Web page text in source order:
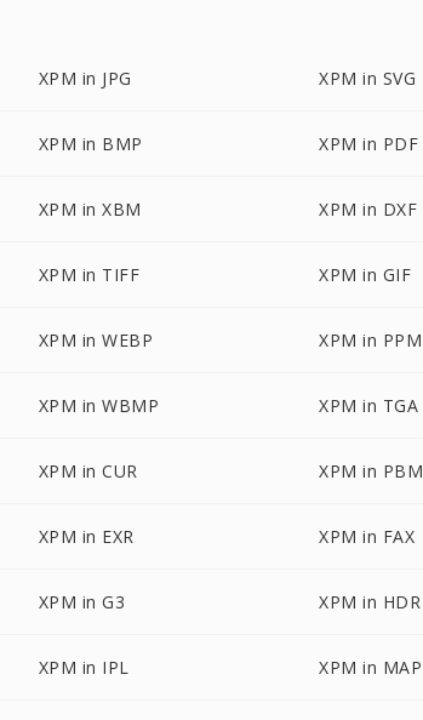
XPM in JPG XPM in SVG
XPM in BMP XPM in PDF
XPM in XBM XPM in DXF
XPM in TIFF XPM in GIF
XPM in WEBP XPM in PPM
XPM in WBMP XPM in TGA
XPM in CUR XPM in PBM
XPM in EXR XPM in FAX
XPM in G3 XPM in HDR
XPM in IPL XPM in MAP